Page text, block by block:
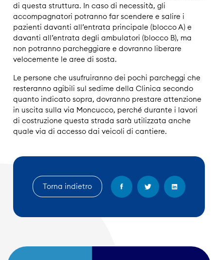
di questa struttura. In caso di necessità, gli
accompagnatori potranno far scendere e salire i
pazienti davanti all’entrata principale (blocco A) e
davanti all’entrata degli ambulatori (blocco B), ma
non potranno parcheggiare e dovranno liberare
velocemente le aree di sosta.
Le persone che usufruiranno dei pochi parcheggi che
resteranno agibili sul sedime della Clinica secondo
quanto indicato sopra, dovranno prestare attenzione
in uscita sulla via Moncucco, perché durante i lavori
di costruzione questa strada sarà utilizzata anche
quale via di accesso dai veicoli di cantiere.
Torna indietro